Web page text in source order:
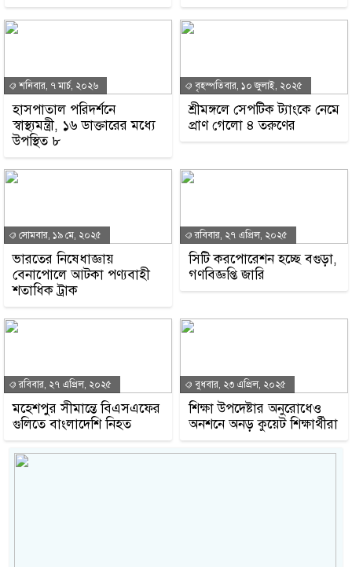
শনিবার, ৭ মার্চ, ২০২৬
হাসপাতাল পরিদর্শনে
স্বাস্থ্যমন্ত্রী, ১৬ ডাক্তারের মধ্যে
উপস্থিত ৮
বৃহস্পতিবার, ১০ জুলাই, ২০২৫
শ্রীমঙ্গলে সেপটিক ট্যাংকে নেমে
প্রাণ গেলো ৪ তরুণের
সোমবার, ১৯ মে, ২০২৫
ভারতের নিষেধাজ্ঞায়
বেনাপোলে আটকা পণ্যবাহী
শতাধিক ট্রাক
রবিবার, ২৭ এপ্রিল, ২০২৫
সিটি করপোরেশন হচ্ছে বগুড়া,
গণবিজ্ঞপ্তি জারি
রবিবার, ২৭ এপ্রিল, ২০২৫
মহেশপুর সীমান্তে বিএসএফের
গুলিতে বাংলাদেশি নিহত
বুধবার, ২৩ এপ্রিল, ২০২৫
শিক্ষা উপদেষ্টার অনুরোধেও
অনশনে অনড় কুয়েট শিক্ষার্থীরা